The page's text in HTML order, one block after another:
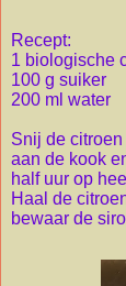
Recept:
1 biologische
100 g suiker
200 ml water
Snij de
aan de kook
half uur op
Haal de
bewaar de